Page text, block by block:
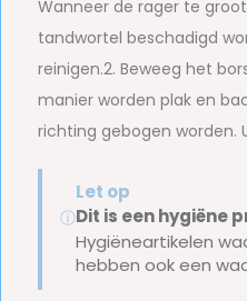
Wanneer de rager te
tandwortel beschadigd
reinigen.2. Beweeg het
manier worden plak en
richting gebogen worden.
ⓘ
Let op
Dit is een hygiëne
Hygiëneartikelen
hebben ook een